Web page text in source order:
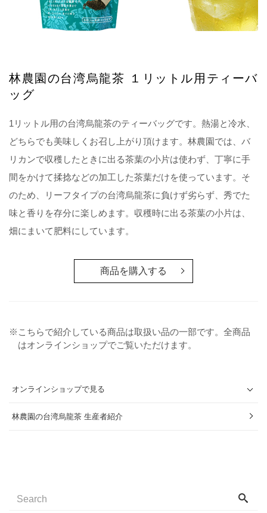
林農園の台湾烏龍茶 １リットル用ティーバ
ッグ
1リットル用の台湾烏龍茶のティーバッグです。熱湯と冷水、
どちらでも美味しくお召し上がり頂けます。林農園では、バ
リカンで収穫したときに出る茶葉の小片は使わず、丁寧に手
間をかけて揉捻などの加工した茶葉だけを使っています。そ
のため、リーフタイプの台湾烏龍茶に負けず劣らず、秀でた
味と香りを存分に楽しめます。収穫時に出る茶葉の小片は、
畑にまいて肥料にしています。
商品を購入する
※こちらで紹介している商品は取扱い品の一部です。全商品
はオンラインショップでご覧いただけます。
オンラインショップで見る
林農園の台湾烏龍茶 生産者紹介